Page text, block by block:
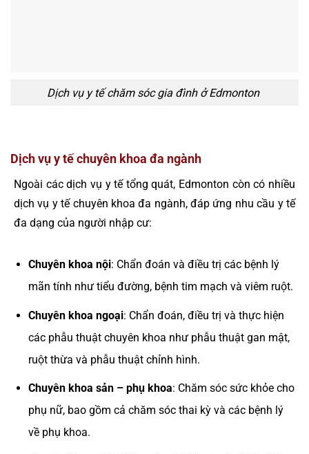
Dịch vụ y tế chăm sóc gia đình ở Edmonton
Dịch vụ y tế chuyên khoa đa ngành
Ngoài các dịch vụ y tế tổng quát, Edmonton còn có nhiều
dịch vụ y tế chuyên khoa đa ngành, đáp ứng nhu cầu y tế
đa dạng của người nhập cư:
Chuyên khoa nội: Chẩn đoán và điều trị các bệnh lý
mãn tính như tiểu đường, bệnh tim mạch và viêm ruột.
Chuyên khoa ngoại: Chẩn đoán, điều trị và thực hiện
các phẫu thuật chuyên khoa như phẫu thuật gan mật,
ruột thừa và phẫu thuật chỉnh hình.
Chuyên khoa sản – phụ khoa: Chăm sóc sức khỏe cho
phụ nữ, bao gồm cả chăm sóc thai kỳ và các bệnh lý
về phụ khoa.